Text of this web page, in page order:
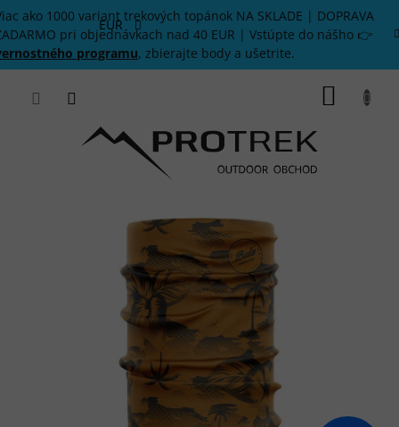
Prejsť
na
obsah
ako 1000 variant trekových topánok NA SKLADE | DOPRAVA
pri objednávkach nad 40 EUR | Vstúpte do nášho 👉
programu, zbierajte body a ušetrite.
EUR